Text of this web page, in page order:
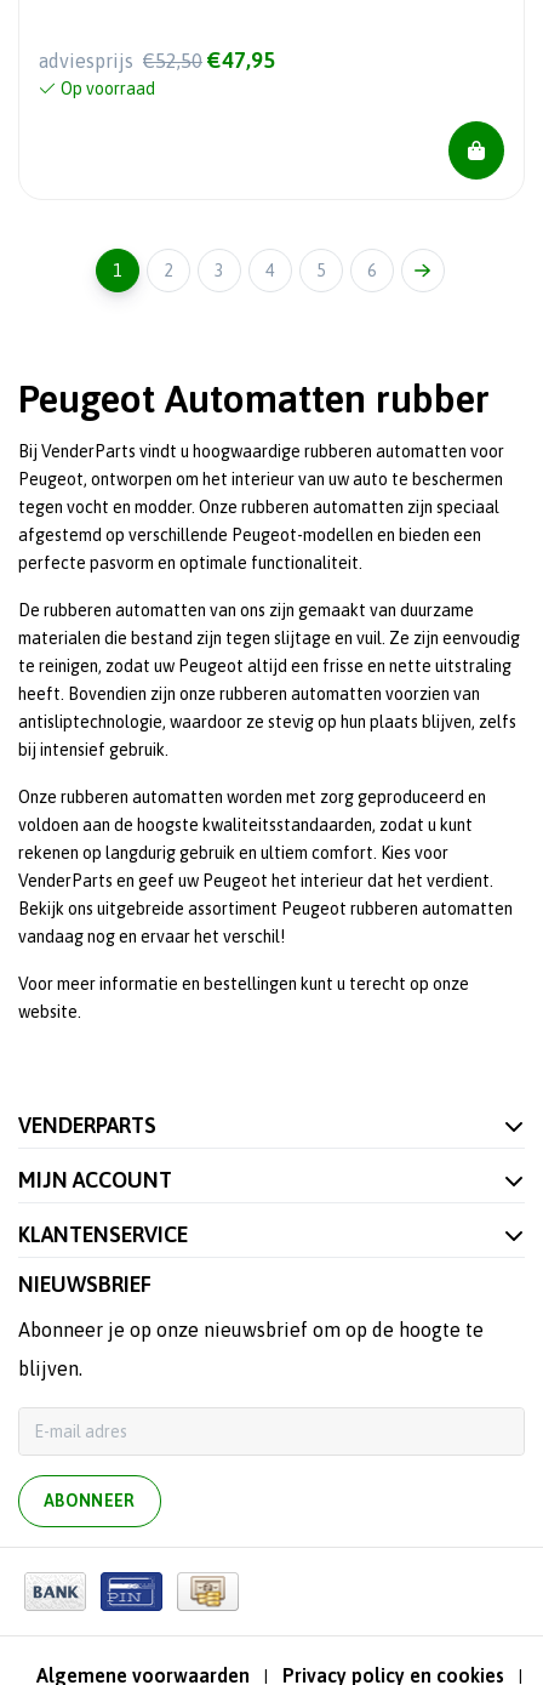
adviesprijs €52,50 €47,95
Op voorraad
1 2 3 4 5 6
Peugeot Automatten rubber
Bij VenderParts vindt u hoogwaardige rubberen automatten voor
Peugeot, ontworpen om het interieur van uw auto te beschermen
tegen vocht en modder. Onze rubberen automatten zijn speciaal
afgestemd op verschillende Peugeot-modellen en bieden een
perfecte pasvorm en optimale functionaliteit.
De rubberen automatten van ons zijn gemaakt van duurzame
materialen die bestand zijn tegen slijtage en vuil. Ze zijn eenvoudig
te reinigen, zodat uw Peugeot altijd een frisse en nette uitstraling
heeft. Bovendien zijn onze rubberen automatten voorzien van
antisliptechnologie, waardoor ze stevig op hun plaats blijven, zelfs
bij intensief gebruik.
Onze rubberen automatten worden met zorg geproduceerd en
voldoen aan de hoogste kwaliteitsstandaarden, zodat u kunt
rekenen op langdurig gebruik en ultiem comfort. Kies voor
VenderParts en geef uw Peugeot het interieur dat het verdient.
Bekijk ons uitgebreide assortiment Peugeot rubberen automatten
vandaag nog en ervaar het verschil!
Voor meer informatie en bestellingen kunt u terecht op onze
website.
VENDERPARTS
MIJN ACCOUNT
KLANTENSERVICE
NIEUWSBRIEF
Abonneer je op onze nieuwsbrief om op de hoogte te
blijven.
ABONNEER
Algemene voorwaarden | Privacy policy en cookies |